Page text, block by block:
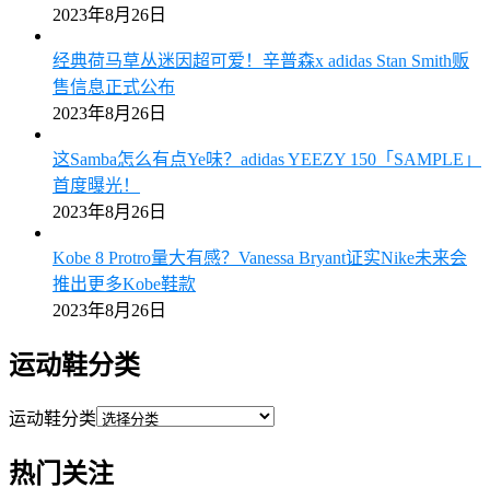
2023年8月26日
经典荷马草丛迷因超可爱！辛普森x adidas Stan Smith贩
售信息正式公布
2023年8月26日
这Samba怎么有点Ye味？adidas YEEZY 150「SAMPLE」
首度曝光！
2023年8月26日
Kobe 8 Protro量大有感？Vanessa Bryant证实Nike未来会
推出更多Kobe鞋款
2023年8月26日
运动鞋分类
运动鞋分类
热门关注